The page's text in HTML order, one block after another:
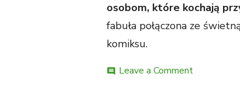
osobom, które kochają
fabuła połączona ze
komiksu.
comment Leave a Commenton